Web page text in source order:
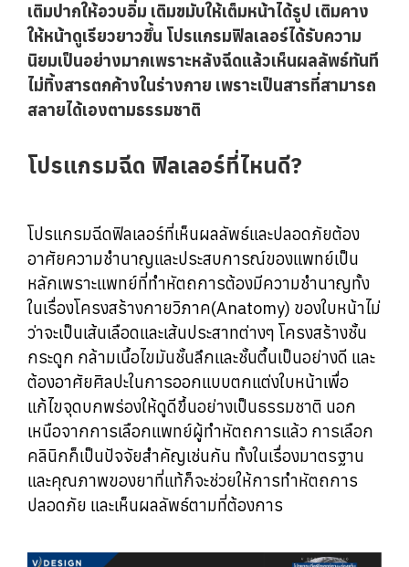
เติมปากให้อวบอิ่ม เติมขมับให้เต็มหน้าได้รูป เติมคาง
ให้หน้าดูเรียวยาวขึ้น โปรแกรมฟิลเลอร์ได้รับความ
นิยมเป็นอย่างมากเพราะหลังฉีดแล้วเห็นผลลัพธ์ทันที
ไม่ทิ้งสารตกค้างในร่างกาย เพราะเป็นสารที่สามารถ
สลายได้เองตามธรรมชาติ
โปรแกรมฉีด ฟิลเลอร์ที่ไหนดี?
โปรแกรมฉีดฟิลเลอร์ที่เห็นผลลัพธ์และปลอดภัยต้อง
อาศัยความชำนาญและประสบการณ์ของแพทย์เป็น
หลักเพราะแพทย์ที่ทำหัตถการต้องมีความชำนาญทั้ง
ในเรื่องโครงสร้างกายวิภาค(Anatomy) ของใบหน้าไม่
ว่าจะเป็นเส้นเลือดและเส้นประสาทต่างๆ โครงสร้างชั้น
กระดูก กล้ามเนื้อไขมันชั้นลึกและชั้นตื้นเป็นอย่างดี และ
ต้องอาศัยศิลปะในการออกแบบตกแต่งใบหน้าเพื่อ
แก้ไขจุดบกพร่องให้ดูดีขึ้นอย่างเป็นธรรมชาติ นอก
เหนือจากการเลือกแพทย์ผู้ทำหัตถการแล้ว การเลือก
คลินิกก็เป็นปัจจัยสำคัญเช่นกัน ทั้งในเรื่องมาตรฐาน
และคุณภาพของยาที่แท้ก็จะช่วยให้การทำหัตถการ
ปลอดภัย และเห็นผลลัพธ์ตามที่ต้องการ